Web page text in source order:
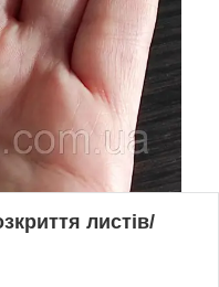
листів/